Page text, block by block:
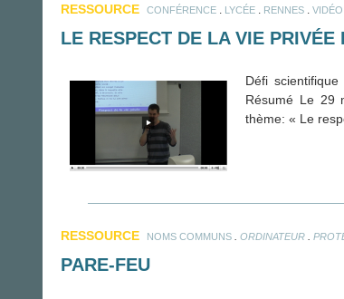
RESSOURCE CONFÉRENCE LYCÉE RENNES VIDÉO
LE RESPECT DE LA VIE PRIVÉE
Défi
Résumé Le 29
thème: « Le
RESSOURCE NOMS COMMUNS ORDINATEUR
PARE-FEU